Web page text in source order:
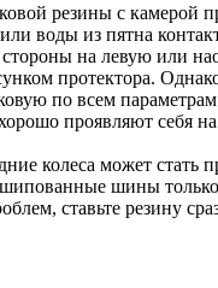
резины с камерой
воды из пятна
на левую или
протектора.
по всем параметрам
проявляют себя на
колеса может
шины
ставьте резину